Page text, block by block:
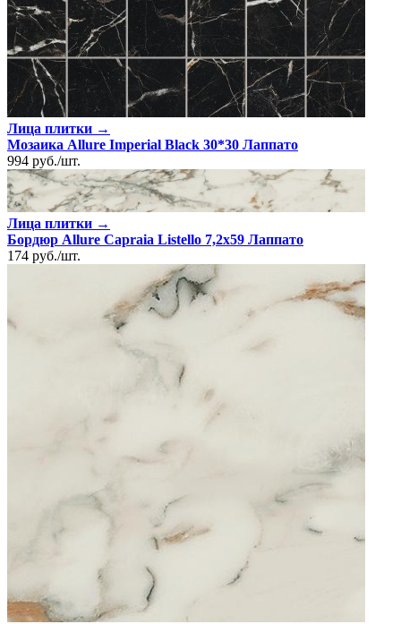
Лица плитки →
Мозаика Allure Imperial Black 30*30 Лаппато
994 руб./шт.
Лица плитки →
Бордюр Allure Capraia Listello 7,2x59 Лаппато
174 руб./шт.